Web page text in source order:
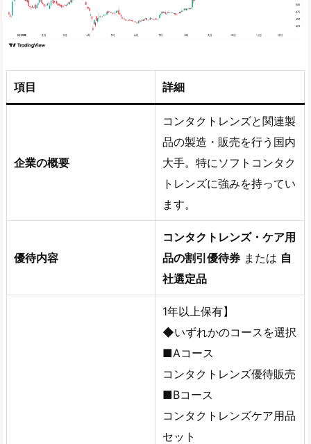
項目 詳細
企業の概要
コンタクトレンズと関連製
品の製造・販売を行う国内
大手。特にソフトコンタク
トレンズに強みを持ってい
ます。
優待内容
コンタクトレンズ・ケア用
品の割引優待券 または 自
社選定品
1年以上保有】
◆いずれかのコースを選択
■Aコース
コンタクトレンズ優待販売
■Bコース
コンタクトレンズケア用品
セット